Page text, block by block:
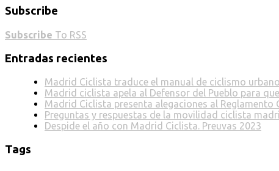
Subscribe
Subscribe To RSS
Entradas recientes
Madrid Ciclista traduce el manual de ciclismo
Madrid ciclista apela al Defensor del Pueblo para
Madrid Ciclista presenta alegaciones al Reglamento
Preguntas y respuestas de la movilidad ciclista
Despide el año con Madrid Ciclista. Preuvas 2023
Tags